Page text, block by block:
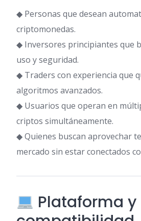
◆ Personas que desean
criptomonedas.
◆ Inversores principiantes que
uso y seguridad.
◆ Traders con experiencia que
algoritmos avanzados.
◆ Usuarios que operan en
criptos simultáneamente.
◆ Quienes buscan aprovechar
mercado sin estar conectados
Plataforma y